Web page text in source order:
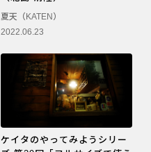
夏天（KATEN）
2022.06.23
ケイタのやってみようシリー